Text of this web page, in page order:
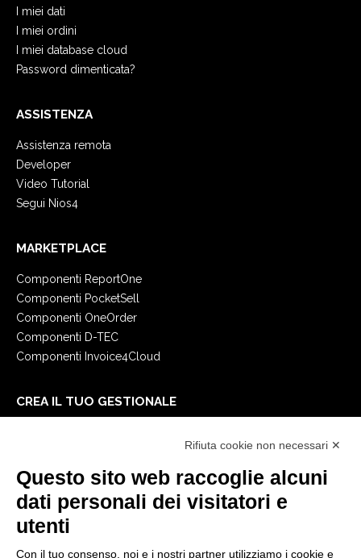
I miei dati
I miei ordini
I miei database cloud
Password dimenticata?
ASSISTENZA
Assistenza remota
Developer
Video Tutorial
Segui Nios4
MARKETPLACE
Componenti ReportOne
Componenti PocketSell
Componenti OneOrder
Componenti D-TEC
Componenti Invoice4Cloud
CREA IL TUO GESTIONALE
E-Book
Blog
NOTE LEGALI
Rifiuta cookie non necessari ✕
Questo sito web raccoglie alcuni
dati personali dei visitatori e
utenti
Con il tuo consenso, noi e i nostri partner utilizziamo i cookie e